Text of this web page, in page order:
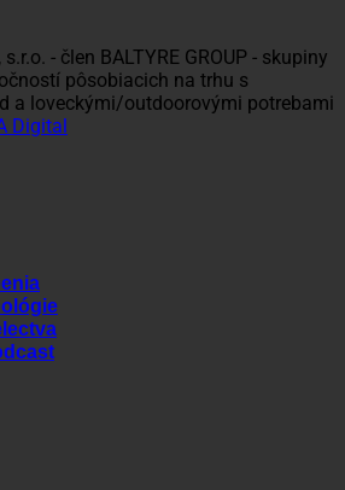
- člen BALTYRE GROUP - skupiny
pôsobiacich na trhu s
a loveckými/outdoorovými potrebami
Digital